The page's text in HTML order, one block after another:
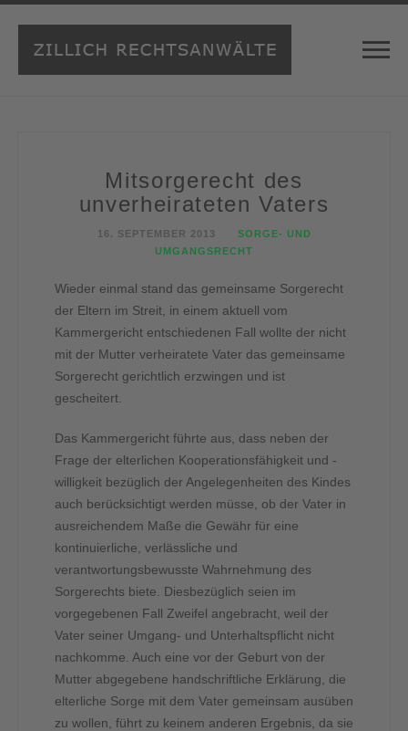
Mitsorgerecht des
unverheirateten Vaters
16. SEPTEMBER 2013
SORGE- UND
UMGANGSRECHT
Wieder einmal stand das gemeinsame Sorgerecht
der Eltern im Streit, in einem aktuell vom
Kammergericht entschiedenen Fall wollte der nicht
mit der Mutter verheiratete Vater das gemeinsame
Sorgerecht gerichtlich erzwingen und ist
gescheitert.
Das Kammergericht führte aus, dass neben der
Frage der elterlichen Kooperationsfähigkeit und -
willigkeit bezüglich der Angelegenheiten des Kindes
auch berücksichtigt werden müsse, ob der Vater in
ausreichendem Maße die Gewähr für eine
kontinuierliche, verlässliche und
verantwortungsbewusste Wahrnehmung des
Sorgerechts biete. Diesbezüglich seien im
vorgegebenen Fall Zweifel angebracht, weil der
Vater seiner Umgang- und Unterhaltspflicht nicht
nachkomme. Auch eine vor der Geburt von der
Mutter abgegebene handschriftliche Erklärung, die
elterliche Sorge mit dem Vater gemeinsam ausüben
zu wollen, führt zu keinem anderen Ergebnis, da sie